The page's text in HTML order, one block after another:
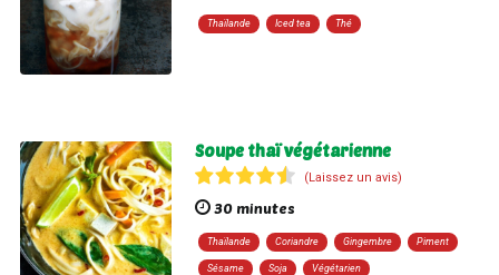
Thaïlande Iced tea Thé
Soupe thaï végétarienne
(Laissez un avis)
30 minutes
Thaïlande Coriandre Gingembre Piment
Sésame Soja Végétarien